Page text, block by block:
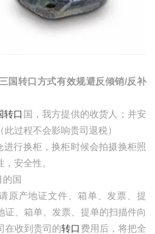
国转口方式有效规避反倾销/反补
转口 国，我方提供的收货人；并安
过程不会影响贵司退税）
进行换柜，换柜时候会拍摄换柜照
安全性。
国
原产地证文件、箱单、发票、提
证、箱单、发票、提单的扫描件向
在收到贵司的转口 费用后，将把全